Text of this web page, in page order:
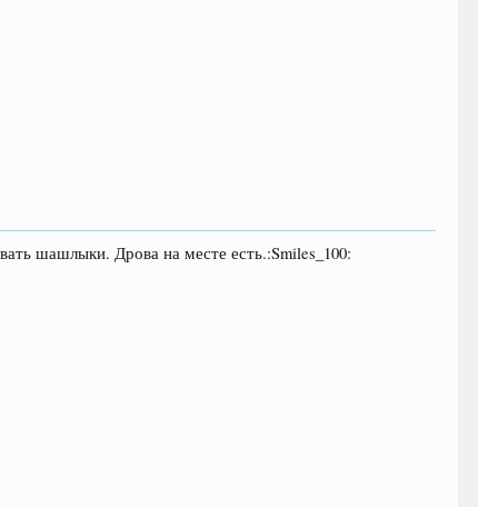
шашлыки. Дрова на месте есть.:Smiles_100: